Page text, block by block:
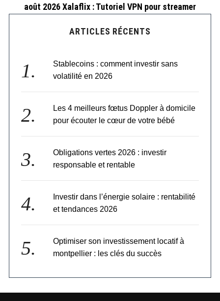
août 2026 Xalaflix : Tutoriel VPN pour streamer
ARTICLES RÉCENTS
Stablecoins : comment investir sans
volatilité en 2026
Les 4 meilleurs fœtus Doppler à domicile
pour écouter le cœur de votre bébé
Obligations vertes 2026 : investir
responsable et rentable
Investir dans l’énergie solaire : rentabilité
et tendances 2026
Optimiser son investissement locatif à
montpellier : les clés du succès